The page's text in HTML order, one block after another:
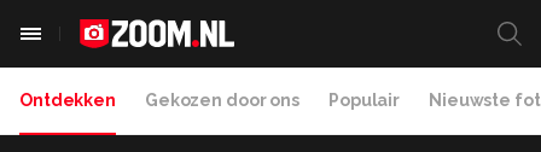
Ontdekken Gekozen door ons Populair Nieuwste